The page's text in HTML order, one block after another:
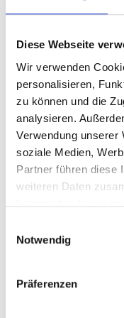
Diese Webseite
Wir verwenden
personalisieren,
zu können und die
analysieren.
Verwendung unserer
soziale Medien,
Partner führen diese
weiteren Daten
Notwendig
Präferenzen
– Beifahrersitz
– Fahrersitz, 4-
– Vordersitze mit
– Vorder- und
– Vorder- und
– Vorder- und
– Dritte Reihe
umklappbar
– Kühl- und
Lautsprechern
–
– XfreeBreath®